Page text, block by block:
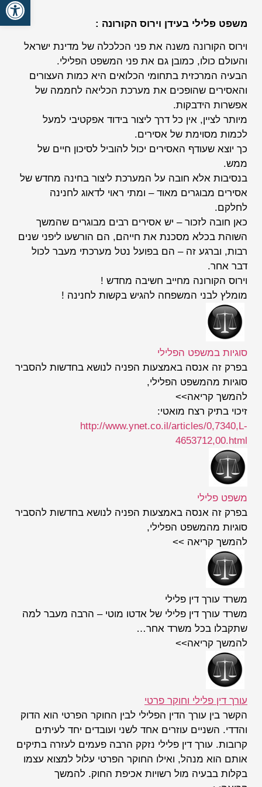
משפט פלילי בעידן וירוס הקורונה :
וירוס הקורונה משנה את פני הכלכלה של מדינת ישראל
והעולם כולו, כמובן גם את פני המשפט הפלילי.
הבעיה המרכזית בתחומי הכלואים היא כמות העצורים
והאסירים שהופכים את מערכת הכליאה לחממה של
אפשרות הידבקות.
מיותר לציין, אין כל דרך ליצור בידוד אפקטיבי למעל
לכמות מסוימת של אסירים.
כך יוצא שעודף האסירים יכול להוביל לסיכון חיים של
ממש.
בנסיבות אלא חובה על המערכת ליצור בחינה מחדש של
אסירים מבוגרים מאוד – ומתי ראוי לדאוג לחנינה
לחלקם.
כאן חובה לזכור – יש אסירים רבים מבוגרים שהמשך
השוהת בכלא מסכנת את חייהם, הם הורשעו ליפני שנים
רבות, וברגע זה – הם בפועל נטל מערכתי מעבר לכול
דבר אחר.
וירוס הקורונה מחייב חשיבה מחדש !
מומלץ לבני המשפחה להגיש בקשות לחנינה !
סוגיות במשפט הפלילי
בפרק זה אנסה באמצעות הפניה לנושא בחדשות להסביר
סוגיות מהמשפט הפלילי,
להמשך קריאה>>
זיכוי בתיק רצח מואטי:
http://www.ynet.co.il/articles/0,7340,L-
4653712,00.html
משפט פלילי
בפרק זה אנסה באמצעות הפניה לנושא בחדשות להסביר
סוגיות מהמשפט הפלילי,
להמשך קריאה >>
משרד עורך דין פלילי
משרד עורך דין פלילי של אדטו מוטי – הרבה מעבר למה
שתקבלו בכל משרד אחר…
להמשך קריאה>>
עורך דין פלילי וחוקר פרטי
הקשר בין עורך הדין הפלילי לבין החוקר הפרטי הוא הדוק
והדדי. השניים עוזרים אחד לשני ועובדים יחד לעיתים
קרובות. עורך דין פלילי נזקק הרבה פעמים לעזרה בתיקים
אותם הוא מנהל, ואילו החוקר הפרטי עלול למצוא עצמו
בקלות בבעיה מול רשויות אכיפת החוק. להמשך